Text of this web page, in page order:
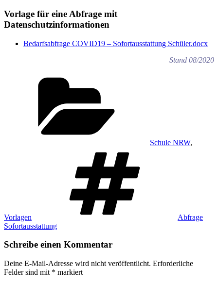
Vorlage für eine Abfrage mit
Datenschutzinformationen
Bedarfsabfrage COVID19 – Sofortausstattung Schüler.docx
Stand 08/2020
Schule NRW,
Vorlagen
Abfrage
Sofortausstattung
Schreibe einen Kommentar
Deine E-Mail-Adresse wird nicht veröffentlicht. Erforderliche
Felder sind mit * markiert